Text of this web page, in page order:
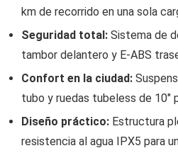
km de recorrido en una sola
Seguridad total: Sistema de
tambor delantero y E-ABS
Confort en la ciudad:
tubo y ruedas tubeless de 10″
Diseño práctico: Estructura
resistencia al agua IPX5 para